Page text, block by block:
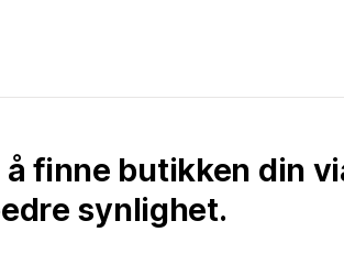
finne butikken din
synlighet.